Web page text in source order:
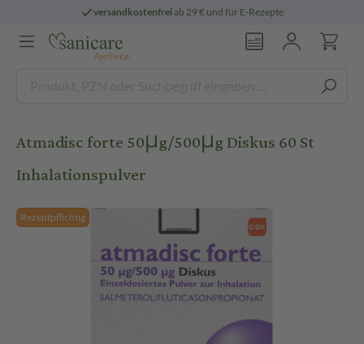
versandkostenfreiab 29 € und für E-Rezepte
Atmadisc forte 50μg/500μg Diskus 60 St
Inhalationspulver
Rezeptpflichtig